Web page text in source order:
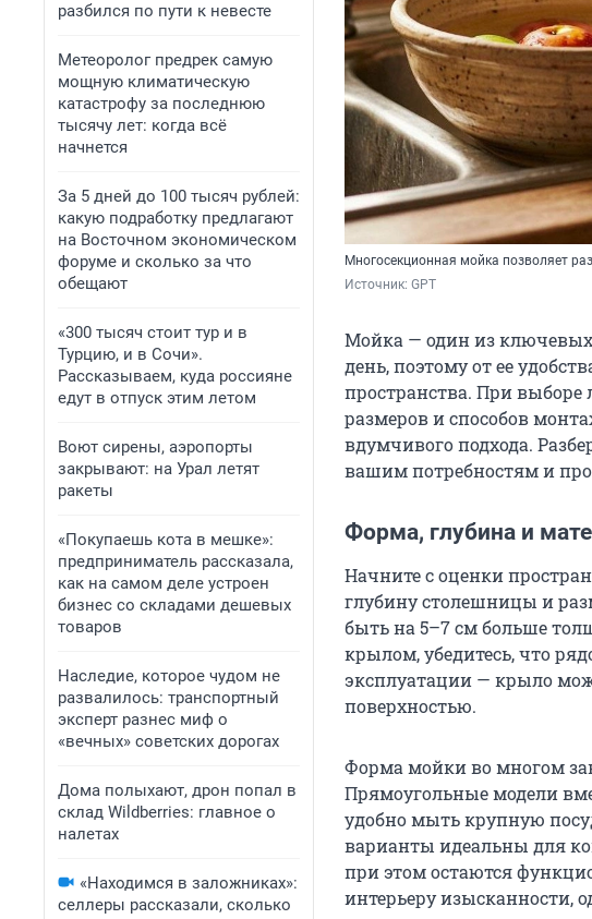
разбился по пути к невесте
Метеоролог предрек самую
мощную климатическую
катастрофу за последнюю
тысячу лет: когда всё
начнется
За 5 дней до 100 тысяч рублей:
какую подработку предлагают
на Восточном экономическом
форуме и сколько за что
обещают
«300 тысяч стоит тур и в
Турцию, и в Сочи».
Рассказываем, куда россияне
едут в отпуск этим летом
Воют сирены, аэропорты
закрывают: на Урал летят
ракеты
«Покупаешь кота в мешке»:
предприниматель рассказала,
как на самом деле устроен
бизнес со складами дешевых
товаров
Наследие, которое чудом не
развалилось: транспортный
эксперт разнес миф о
«вечных» советских дорогах
Дома полыхают, дрон попал в
склад Wildberries: главное о
налетах
«Находимся в заложниках»:
селлеры рассказали, сколько
Многосекционная мойка позволяет
Источник: GPT
Мойка — один из ключевых
день, поэтому от ее
пространства. При выборе
размеров и способов
вдумчивого подхода.
вашим потребностям и
Форма, глубина и
Начните с оценки
глубину столешницы и
быть на 5–7 см больше
крылом, убедитесь, что
эксплуатации — крыло
поверхностью.
Форма мойки во многом
Прямоугольные модели
удобно мыть крупную
варианты идеальны для
при этом остаются
интерьеру изысканности,